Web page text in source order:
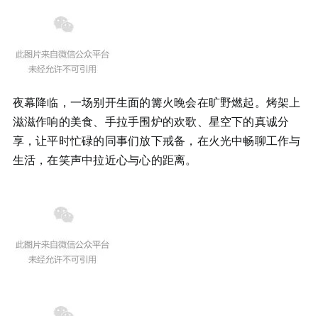
夜幕降临，一场别开生面的篝火晚会在旷野燃起。烤架上
滋滋作响的美食、手拉手围炉的欢歌、星空下的真诚分
享，让平时忙碌的同事们放下戒备，在火光中畅聊工作与
生活，在笑声中拉近心与心的距离。